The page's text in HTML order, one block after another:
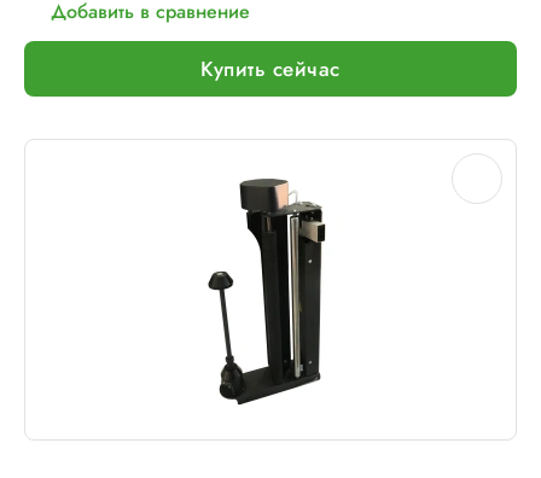
Добавить в сравнение
Купить сейчас